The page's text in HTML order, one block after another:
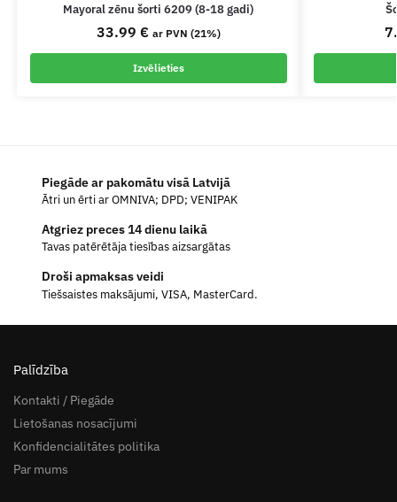
Mayoral zēnu šorti 6209 (8-18 gadi)
33.99 € ar PVN (21%)
Izvēlieties
Piegāde ar pakomātu visā Latvijā
Ātri un ērti ar OMNIVA; DPD; VENIPAK
Atgriez preces 14 dienu laikā
Tavas patērētāja tiesības aizsargātas
Droši apmaksas veidi
Tiešsaistes maksājumi, VISA, MasterCard.
Palīdzība
Kontakti / Piegāde
Lietošanas nosacījumi
Konfidencialitātes politika
Par mums